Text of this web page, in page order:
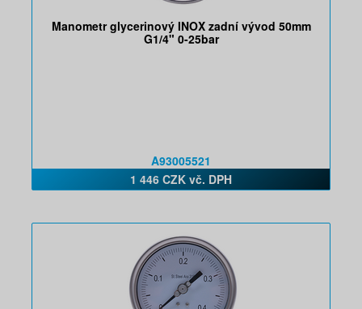
Manometr glycerinový INOX zadní vývod 50mm
G1/4" 0-25bar
A93005521
1 446 CZK vč. DPH